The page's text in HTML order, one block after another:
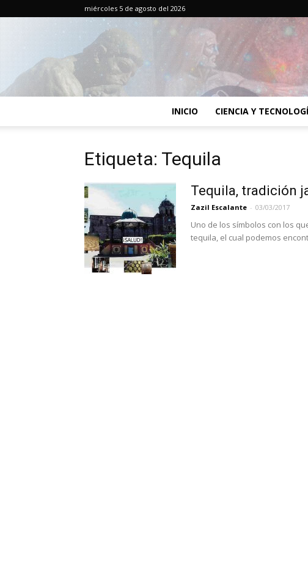
miércoles 5 de agosto del 2026
INICIO CIENCIA Y
Etiqueta: Tequila
Tequila, tradición
Zazil Escalante - 03/03/2017
Uno de los símbolos con los
tequila, el cual podemos